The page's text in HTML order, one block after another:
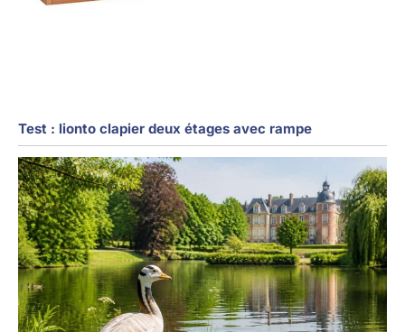
Test : lionto clapier deux étages avec rampe